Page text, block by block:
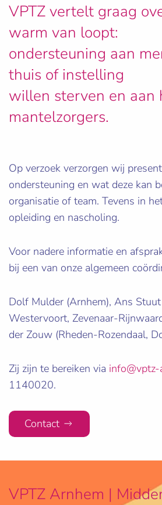
VPTZ vertelt graag
warm van loopt:
ondersteuning aan
thuis of instelling
willen sterven en aan
mantelzorgers.
Op verzoek verzorgen wij
ondersteuning en wat deze kan
organisatie of team. Tevens in
opleiding en nascholing.
Voor nadere informatie en
bij een van onze algemeen
Dolf Mulder (Arnhem), Ans
Westervoort, Zevenaar-
der Zouw (Rheden-Rozendaal,
Zij zijn te bereiken via
1140020.
Contact
VPTZ Arnhem |